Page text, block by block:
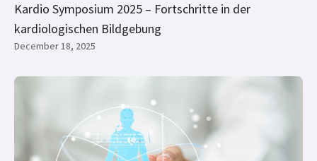
Kardio Symposium 2025 – Fortschritte in der
kardiologischen Bildgebung
December 18, 2025